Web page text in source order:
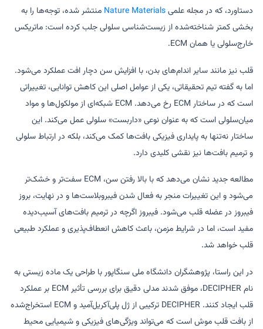
دستاورد، که در مجله علمیNature Materials منتشر شده، توجه‌ها را به
بخشی کمتر شناخته‌شده از زیست‌شناسی سلولی جلب کرده است: ماتریکس
خارج‌سلولی یا همان ECM.
قلب نیز مانند سایر اندام‌های بدن، با افزایش سن دچار افت عملکرد می‌شود.
اما به گفته تیم تحقیقاتی، یکی از عوامل اصلی این کاهش توانایی، تغییراتی
است که در ساختار ECM رخ می‌دهد. ECM شبکه‌ای از مولکول‌ها و مواد
میان‌سلولی است که به عنوان نوعی «داربست» سلولی عمل می‌کند. این
ساختار نه‌تنها به پایداری فیزیکی بافت‌ها کمک می‌کند، بلکه در ارتباط سلولی
و ترمیم بافت‌ها نیز نقشی کلیدی دارد.
مطالعه جدید نشان می‌دهد که با بالا رفتن سن، ECM سفت‌تر و خشک‌تر
می‌شود و این تغییرات منجر به فعال شدن فیبروبلاست‌ها و در نهایت، بروز
فیبروز در عضله قلب می‌شود. فیبروز اگرچه در ترمیم بافت‌های آسیب‌دیده
مفید است، اما در شرایط مزمن، باعث کاهش انعطاف‌پذیری و عملکرد طبیعی
قلب خواهد شد.
در این راستا، پژوهشگران دانشگاه ملی سنگاپور با طراحی یک ماده زیستی به
نام DECIPHER، موفق شدند مدلی دقیق برای بررسی تأثیر ECM بر عملکرد
قلب ایجاد کنند. DECIPHER ترکیبی از ژل پلی‌آکریل‌آمید و ECM استخراج‌شده
از بافت قلب موش است که می‌تواند ویژگی‌های فیزیکی و شیمیایی محیط